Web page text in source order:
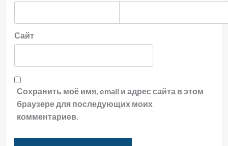
Сайт
Сохранить моё имя, email и адрес сайта в этом
браузере для последующих моих
комментариев.